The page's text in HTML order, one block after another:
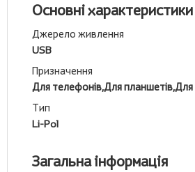
Основні характеристики
Джерело живлення
USB
Призначення
Для телефонів,Для планшетів,Для
Тип
Li-Pol
Загальна інформація